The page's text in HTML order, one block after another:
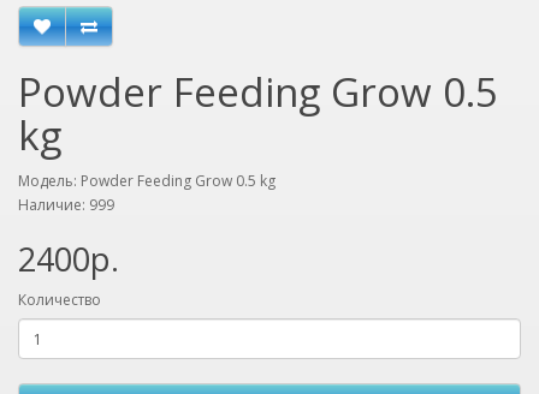
Powder Feeding Grow 0.5
kg
Модель: Powder Feeding Grow 0.5 kg
Наличие: 999
2400р.
Количество